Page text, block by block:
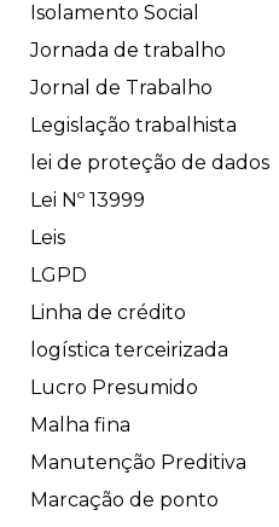
Isolamento Social
Jornada de trabalho
Jornal de Trabalho
Legislação trabalhista
lei de proteção de dados
Lei Nº 13999
Leis
LGPD
Linha de crédito
logística terceirizada
Lucro Presumido
Malha fina
Manutenção Preditiva
Marcação de ponto